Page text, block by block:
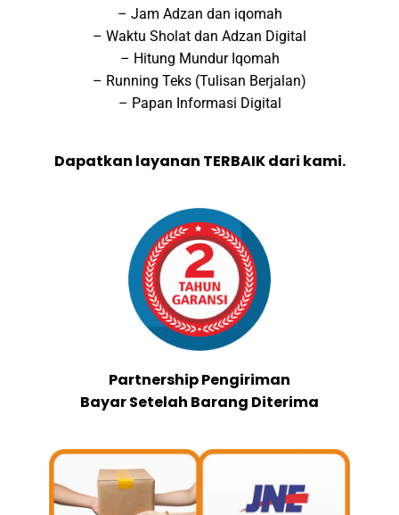
– Jam Adzan dan iqomah
– Waktu Sholat dan Adzan Digital
– Hitung Mundur Iqomah
– Running Teks (Tulisan Berjalan)
– Papan Informasi Digital
Dapatkan layanan TERBAIK dari kami.
Partnership Pengiriman
Bayar Setelah Barang Diterima